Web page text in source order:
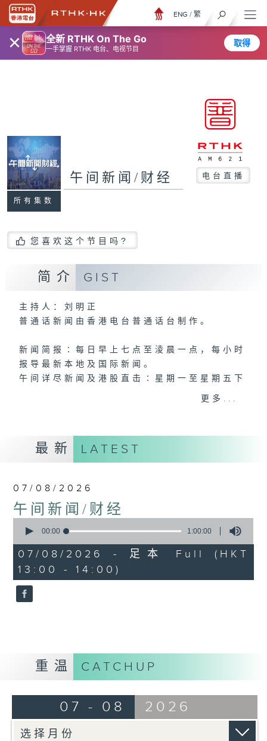
× 全新 RTHK On The Go
一手掌握 RTHK 电台、电视节目
取得
ENG / 繁
所有集数
午间新闻/财经 电台直播
您喜欢这个节目吗?
简介 GIST
主持人：刘明正
普通话新闻由香港电台普通话台制作。
新闻简报∶每日早上七点至淩晨一点，每小时
报导最新本地及国际新闻。
午间详尽新闻及港股直击∶星期一至星期五下
更多...
最新 LATEST
07/08/2026
午间新闻/财经
seconds
1
hour,
0
seconds
00:00 1:00:00
07/08/2026 - 足本 Full (HKT
13:00 - 14:00)
重温 CATCHUP
07 - 08 2026